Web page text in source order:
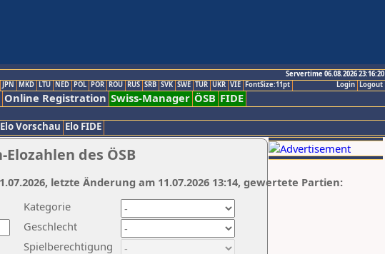
Servertime 06.08.2026 23:16:20
Logout
Login
JPN MKD LTU NED POL POR ROU RUS SRB SVK SWE TUR UKR VIE FontSize:11pt
Online Registration Swiss-Manager ÖSB FIDE
Elo Vorschau Elo FIDE
des ÖSB
Kategorie
Geschlecht
Spielberechtigung
letzte Änderung am 11.07.2026 13:14, gewertete Partien: